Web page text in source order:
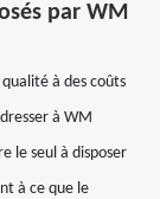
par WM
à des coûts
à WM
le seul à disposer
à ce que le